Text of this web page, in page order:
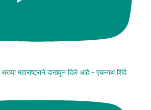
महाराष्ट्राने दाखवून दिले आहे - एकनाथ शिंदे